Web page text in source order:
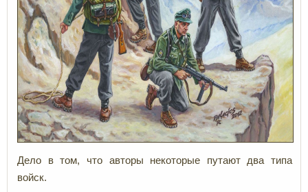
Дело в том, что авторы некоторые путают два типа
войск.